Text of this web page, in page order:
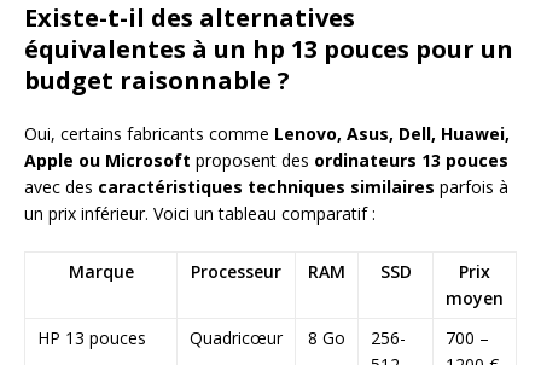
Existe-t-il des alternatives
équivalentes à un hp 13 pouces pour un
budget raisonnable ?
Oui, certains fabricants comme Lenovo, Asus, Dell, Huawei,
Apple ou Microsoft proposent des ordinateurs 13 pouces
avec des caractéristiques techniques similaires parfois à
un prix inférieur. Voici un tableau comparatif :
Marque Processeur RAM SSD
Prix
moyen
HP 13 pouces
Quadricœur 8 Go
256-
700 –